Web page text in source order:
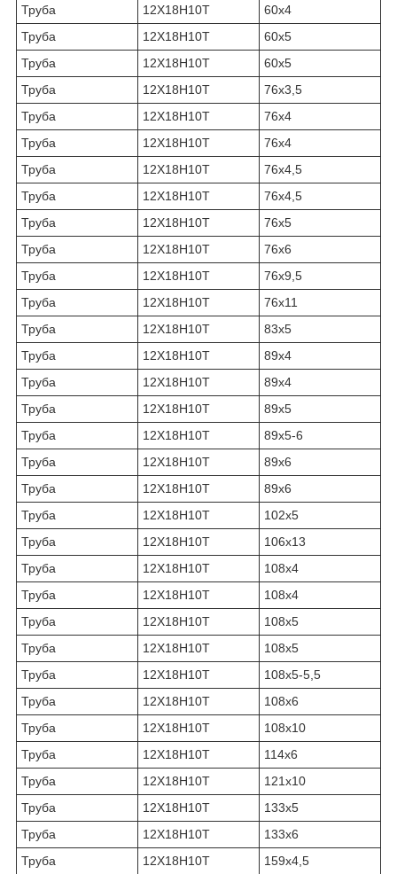
Труба 12Х18Н10Т
60х4
Труба
12Х18Н10Т
60х5
Труба
12Х18Н10Т
60х5
Труба
12Х18Н10Т
76х3,5
Труба
12Х18Н10Т
76х4
Труба
12Х18Н10Т
76х4
Труба
12Х18Н10Т
76х4,5
Труба
12Х18Н10Т
76х4,5
Труба
12Х18Н10Т
76х5
Труба
12Х18Н10Т
76х6
Труба
12Х18Н10Т
76х9,5
Труба
12Х18Н10Т
76х11
Труба
12Х18Н10Т
83х5
Труба
12Х18Н10Т
89х4
Труба
12Х18Н10Т
89х4
Труба
12Х18Н10Т
89х5
Труба
12Х18Н10Т
89х5-6
Труба
12Х18Н10Т
89х6
Труба
12Х18Н10Т
89х6
Труба
12Х18Н10Т
102х5
Труба
12Х18Н10Т
106х13
Труба
12Х18Н10Т
108х4
Труба
12Х18Н10Т
108х4
Труба
12Х18Н10Т
108х5
Труба
12Х18Н10Т
108х5
Труба
12Х18Н10Т
108х5-5,5
Труба
12Х18Н10Т
108х6
Труба
12Х18Н10Т
108х10
Труба
12Х18Н10Т
114х6
Труба
12Х18Н10Т
121х10
Труба
12Х18Н10Т
133х5
Труба
12Х18Н10Т
133х6
Труба
12Х18Н10Т
159х4,5